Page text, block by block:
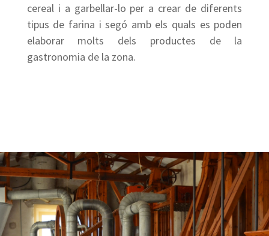
cereal i a garbellar-lo per a crear de diferents
tipus de farina i segó amb els quals es poden
elaborar molts dels productes de la
gastronomia de la zona.